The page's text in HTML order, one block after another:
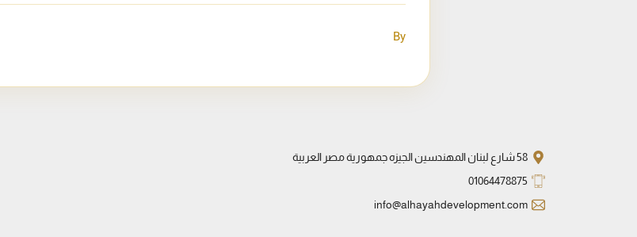
By
58 شارع لبنان المهندسين الجيزه جمهورية مصر العربية
01064478875
info@alhayahdevelopment.com